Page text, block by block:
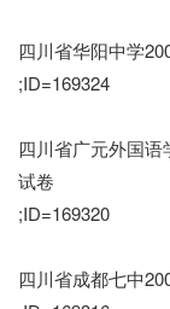
四川省华阳中学
;ID=169324
四川省广元外国
试卷
;ID=169320
四川省成都七中